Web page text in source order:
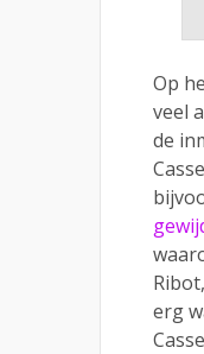
Op
veel
de
erg